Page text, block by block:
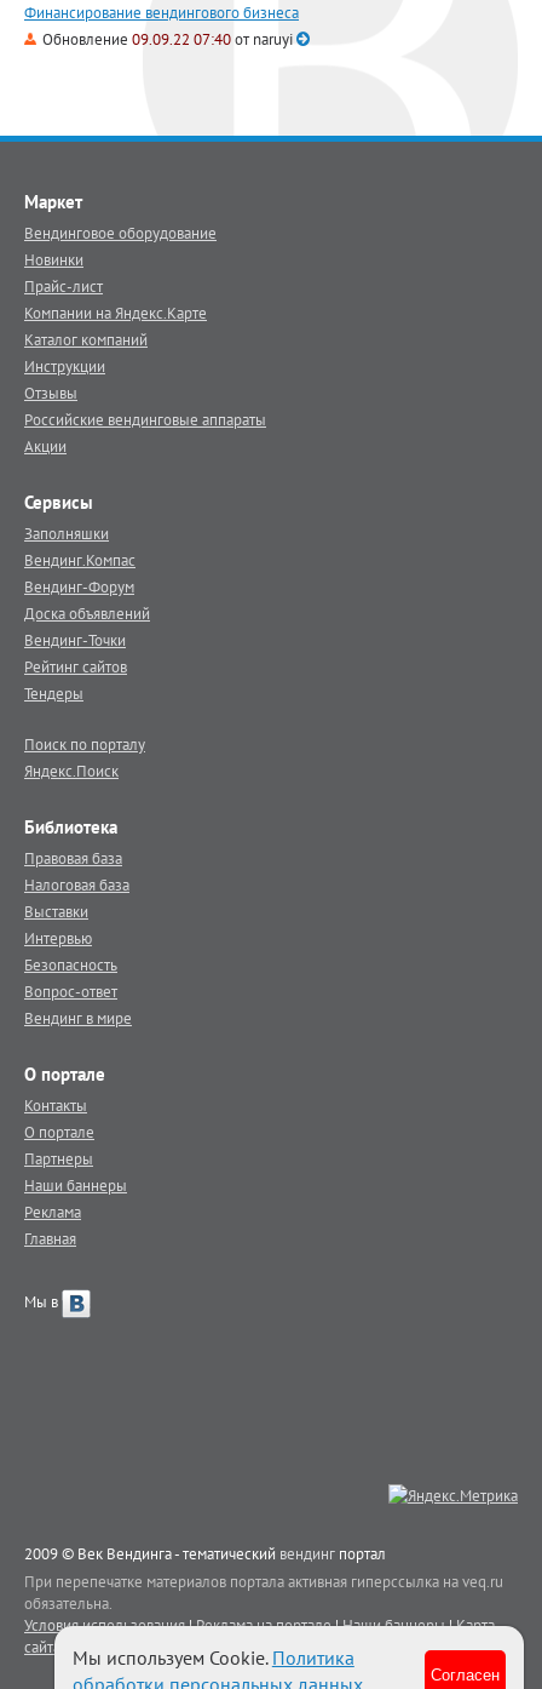
Финансирование вендингового бизнеса
Обновление 09.09.22 07:40отnaruyi
Маркет
Вендинговое оборудование
Новинки
Прайс-лист
Компании на Яндекс.Карте
Каталог компаний
Инструкции
Отзывы
Российские вендинговые аппараты
Акции
Сервисы
Заполняшки
Вендинг.Компас
Вендинг-Форум
Доска объявлений
Вендинг-Точки
Рейтинг сайтов
Тендеры
Поиск по порталу
Яндекс.Поиск
Библиотека
Правовая база
Налоговая база
Выставки
Интервью
Безопасность
Вопрос-ответ
Вендинг в мире
О портале
Контакты
О портале
Партнеры
Наши баннеры
Реклама
Главная
Мы в
2009 © Век Вендинга - тематический вендинг портал
При перепечатке материалов портала активная гиперссылка на veq.ru
обязательна.
Условия использования|Реклама на портале|Наши баннеры|Карта
сайта
Контакты
Мы используем Cookie. Политика
обработки персональных данных. Согласен